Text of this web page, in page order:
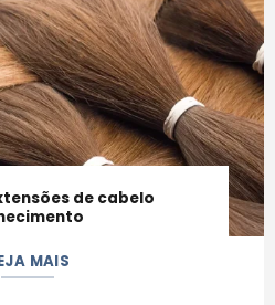
de cabelo
MAIS